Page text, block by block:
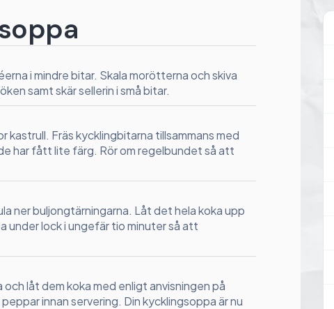
i mindre bitar. Skala morötterna och skiva
samt skär sellerin i små bitar.
kastrull. Fräs kycklingbitarna tillsammans med
har fått lite färg. Rör om regelbundet så att
ner buljongtärningarna. Låt det hela koka upp
under lock i ungefär tio minuter så att
låt dem koka med enligt anvisningen på
innan servering. Din kycklingsoppa är nu